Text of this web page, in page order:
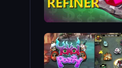
Gem Refiner